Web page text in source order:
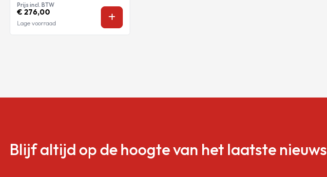
Prijs incl. BTW
€ 276,00
Lage voorraad
Blijf altijd op de hoogte van het laatste nieuws